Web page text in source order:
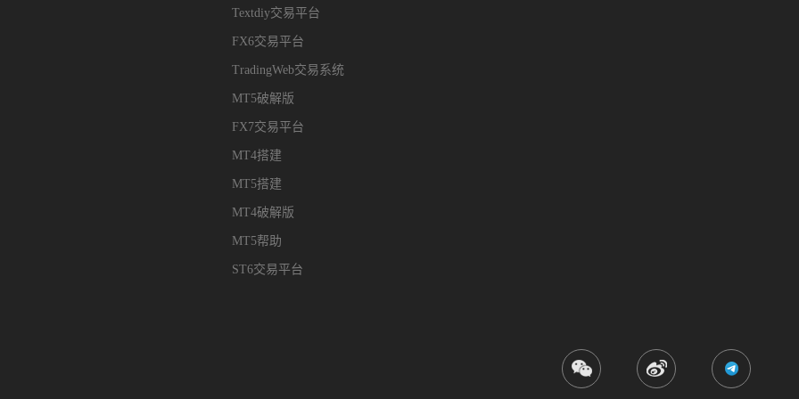
Textdiy交易平台
FX6交易平台
TradingWeb交易系统
MT5破解版
FX7交易平台
MT4搭建
MT5搭建
MT4破解版
MT5帮助
ST6交易平台